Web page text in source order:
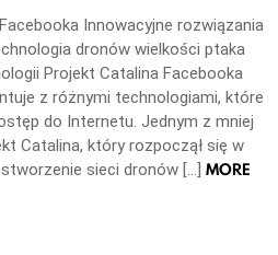
Innowacyjne rozwiązania
dronów wielkości ptaka
Projekt Catalina Facebooka
z różnymi technologiami, które
do Internetu. Jednym z mniej
Catalina, który rozpoczął się w
sieci dronów […] MORE